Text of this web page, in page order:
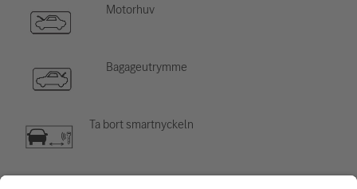
Motorhuv
Bagageutrymme
Ta bort smartnyckeln